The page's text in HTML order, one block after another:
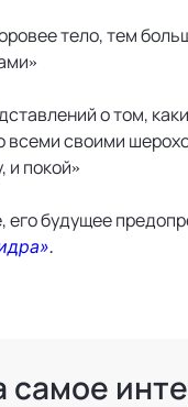
тело, тем
о том,
всеми своими
и покой»
будущее
.
самое